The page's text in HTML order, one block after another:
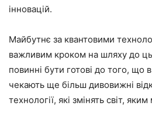
інновацій.
Майбутнє за квантовими
важливим кроком на шляху до
повинні бути готові до того, що
чекають ще більш дивовижні
технології, які змінять світ,